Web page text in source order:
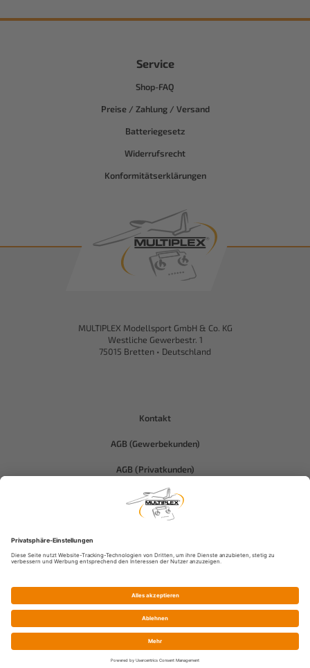
Service
Shop-FAQ
Preise / Zahlung / Versand
Batteriegesetz
Widerrufsrecht
Konformitätserklärungen
MULTIPLEX Modellsport GmbH & Co. KG
Westliche Gewerbestr. 1
75015 Bretten • Deutschland
Kontakt
AGB (Gewerbekunden)
AGB (Privatkunden)
Datenschutz
Compliance-Hitec
© Multiplex Modellsport GmbH & Co.KG